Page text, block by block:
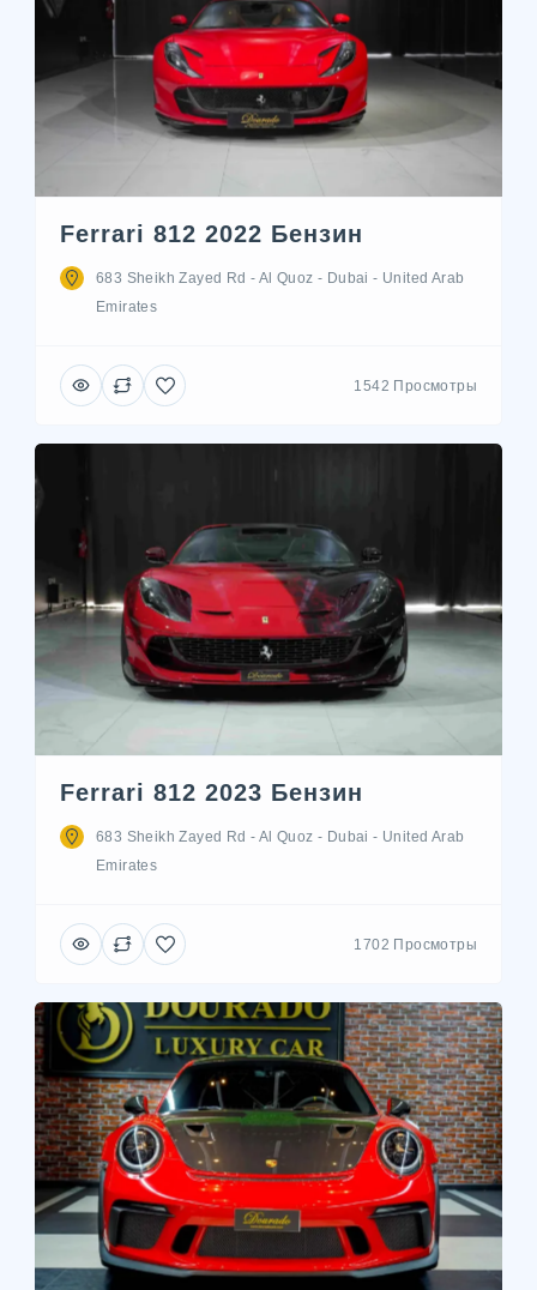
Ferrari 812 2022 Бензин
683 Sheikh Zayed Rd - Al Quoz - Dubai - United Arab
Emirates
1542 Просмотры
Ferrari 812 2023 Бензин
683 Sheikh Zayed Rd - Al Quoz - Dubai - United Arab
Emirates
1702 Просмотры